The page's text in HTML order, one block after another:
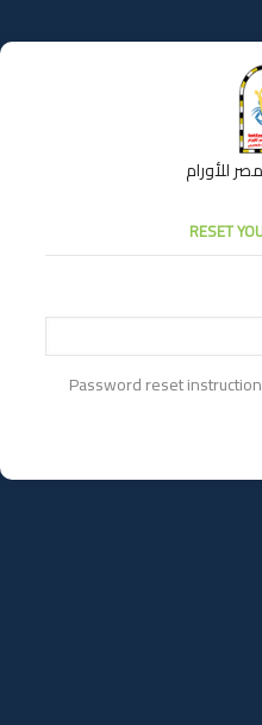
للأورام
RESET
Password reset